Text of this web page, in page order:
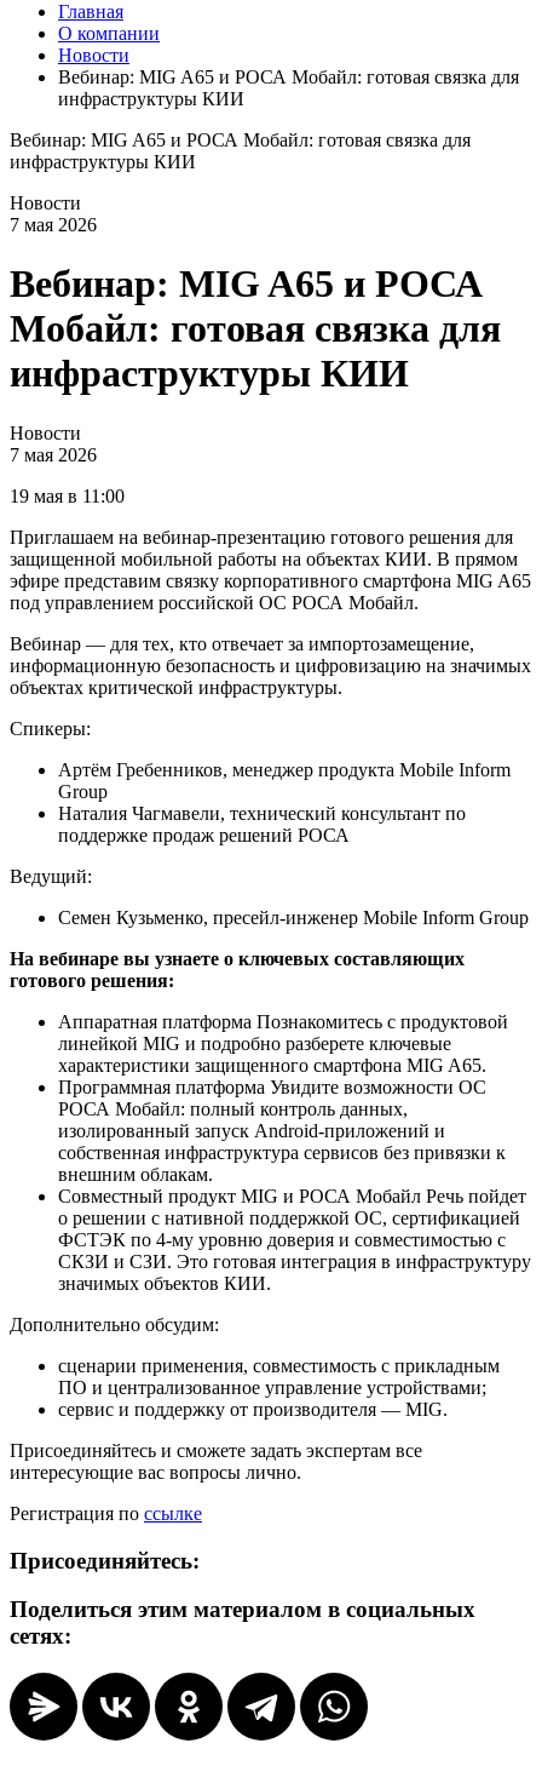
Главная
О компании
Новости
Вебинар: MIG A65 и РОСА Мобайл: готовая связка для
инфраструктуры КИИ
Вебинар: MIG A65 и РОСА Мобайл: готовая связка для
инфраструктуры КИИ
Новости
7 мая 2026
Вебинар: MIG A65 и РОСА
Мобайл: готовая связка для
инфраструктуры КИИ
Новости
7 мая 2026
19 мая в 11:00
Приглашаем на вебинар-презентацию готового решения для
защищенной мобильной работы на объектах КИИ. В прямом
эфире представим связку корпоративного смартфона MIG A65
под управлением российской ОС РОСА Мобайл.
Вебинар — для тех, кто отвечает за импортозамещение,
информационную безопасность и цифровизацию на значимых
объектах критической инфраструктуры.
Спикеры:
Артём Гребенников, менеджер продукта Mobile Inform
Group
Наталия Чагмавели, технический консультант по
поддержке продаж решений РОСА
Ведущий:
Семен Кузьменко, пресейл-инженер Mobile Inform Group
На вебинаре вы узнаете о ключевых составляющих
готового решения:
Аппаратная платформа Познакомитесь с продуктовой
линейкой MIG и подробно разберете ключевые
характеристики защищенного смартфона MIG A65.
Программная платформа Увидите возможности ОС
РОСА Мобайл: полный контроль данных,
изолированный запуск Android-приложений и
собственная инфраструктура сервисов без привязки к
внешним облакам.
Совместный продукт MIG и РОСА Мобайл Речь пойдет
о решении с нативной поддержкой ОС, сертификацией
ФСТЭК по 4-му уровню доверия и совместимостью с
СКЗИ и СЗИ. Это готовая интеграция в инфраструктуру
значимых объектов КИИ.
Дополнительно обсудим:
сценарии применения, совместимость с прикладным
ПО и централизованное управление устройствами;
сервис и поддержку от производителя — MIG.
Присоединяйтесь и сможете задать экспертам все
интересующие вас вопросы лично.
Регистрация по ссылке
Присоединяйтесь:
Поделиться этим материалом в социальных
сетях: